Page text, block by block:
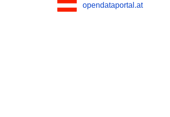
opendataportal.at